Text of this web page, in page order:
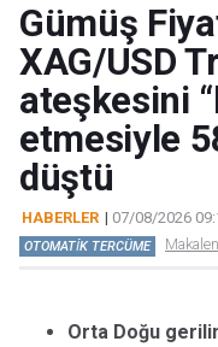
Gümüş
XAG/USD
ateşkesini
etmesiyle
düştü
HABERLER | 07/08/2026
OTOMATİK TERCÜME
Orta Doğu